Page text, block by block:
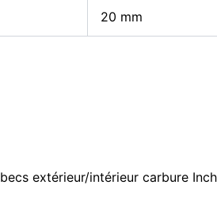
20 mm
extérieur/intérieur carbure